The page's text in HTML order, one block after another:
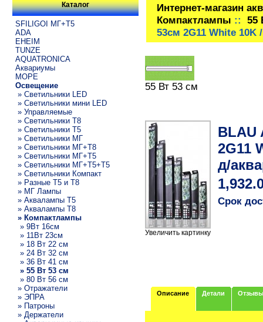
Каталог
SFILIGOI МГ+Т5
ADA
EHEIM
TUNZE
AQUATRONICA
Аквариумы
МОРЕ
Освещение
» Светильники LED
» Светильники мини LED
» Управляемые
» Светильники T8
» Светильники T5
» Светильники МГ
» Светильники МГ+T8
» Светильники МГ+T5
» Светильники МГ+T5+T5
» Светильники Компакт
» Разные T5 и T8
» МГ Лампы
» Аквалампы T5
» Аквалампы T8
» Компактлампы
» 9Вт 16см
» 11Вт 23см
» 18 Вт 22 см
» 24 Вт 32 см
» 36 Вт 41 см
» 55 Вт 53 см
» 80 Вт 56 см
» Отражатели
» ЭПРА
» Патроны
» Держатели
Интернет-магазин
Компактлампы :: 55
53см 2G11 White 10K
55 Вт 53 см
Увеличить картинку
BLAU
2G11
д/
Срок
Описание Детали Отзывы